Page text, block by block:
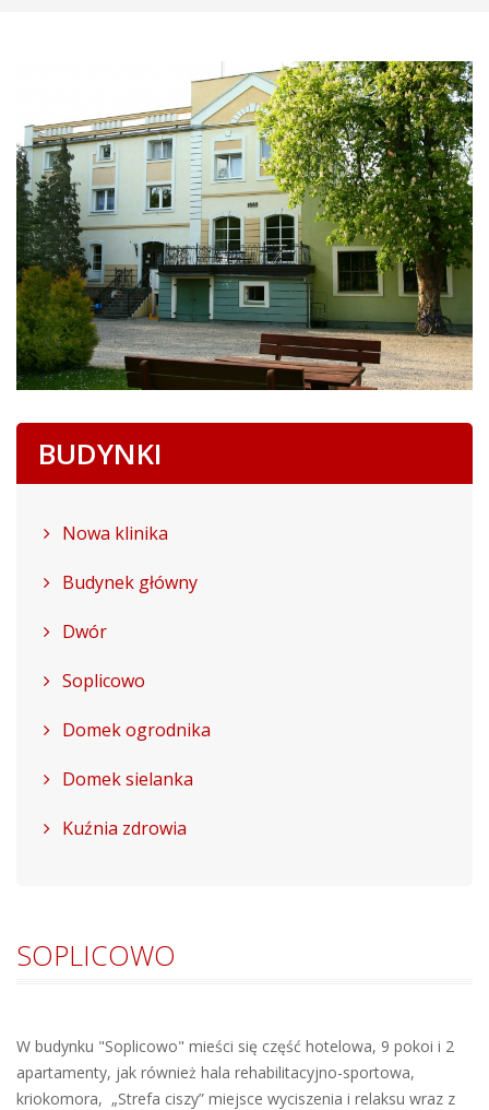
BUDYNKI
Nowa klinika
Budynek główny
Dwór
Soplicowo
Domek ogrodnika
Domek sielanka
Kuźnia zdrowia
SOPLICOWO
W budynku "Soplicowo" mieści się część hotelowa, 9 pokoi i 2
apartamenty, jak również hala rehabilitacyjno-sportowa,
kriokomora, „Strefa ciszy” miejsce wyciszenia i relaksu wraz z